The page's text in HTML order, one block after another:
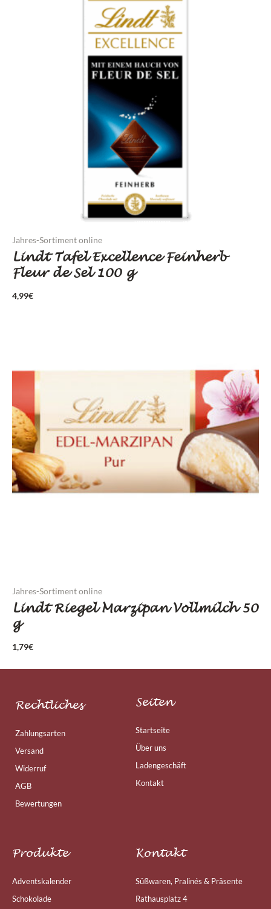
Jahres-Sortiment online
Lindt Tafel Excellence Feinherb
Fleur de Sel 100 g
4,99€
Jahres-Sortiment online
Lindt Riegel Marzipan Vollmilch 50
g
1,79€
Rechtliches
Zahlungsarten
Versand
Widerruf
AGB
Bewertungen
Seiten
Startseite
Über uns
Ladengeschäft
Kontakt
Produkte
Adventskalender
Schokolade
Kontakt
Süßwaren, Pralinés & Präsente
Rathausplatz 4